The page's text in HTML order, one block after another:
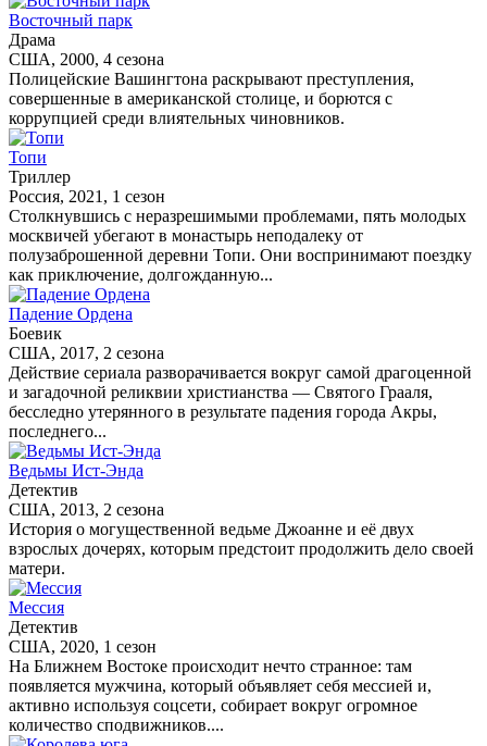
Восточный парк
Драма
США, 2000, 4 сезона
Полицейские Вашингтона раскрывают преступления,
совершенные в американской столице, и борются с
коррупцией среди влиятельных чиновников.
Топи
Триллер
Россия, 2021, 1 сезон
Столкнувшись с неразрешимыми проблемами, пять молодых
москвичей убегают в монастырь неподалеку от
полузаброшенной деревни Топи. Они воспринимают поездку
как приключение, долгожданную...
Падение Ордена
Боевик
США, 2017, 2 сезона
Действие сериала разворачивается вокруг самой драгоценной
и загадочной реликвии христианства — Святого Грааля,
бесследно утерянного в результате падения города Акры,
последнего...
Ведьмы Ист-Энда
Детектив
США, 2013, 2 сезона
История о могущественной ведьме Джоанне и её двух
взрослых дочерях, которым предстоит продолжить дело своей
матери.
Мессия
Детектив
США, 2020, 1 сезон
На Ближнем Востоке происходит нечто странное: там
появляется мужчина, который объявляет себя мессией и,
активно используя соцсети, собирает вокруг огромное
количество сподвижников....